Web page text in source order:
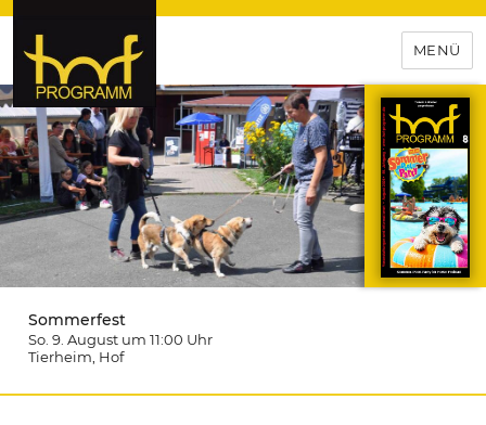
hof-programm – das
Veranstaltungsportal für
Hochfranken
MENÜ
Sommerfest
So. 9. August um 11:00 Uhr
Tierheim , Hof